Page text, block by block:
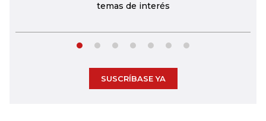
temas de interés
SUSCRÍBASE YA